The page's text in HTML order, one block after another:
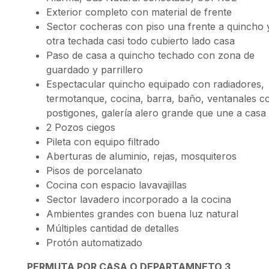
Exterior completo con material de frente
Sector cocheras con piso una frente a quincho
otra techada casi todo cubierto lado casa
Paso de casa a quincho techado con zona de
guardado y parrillero
Espectacular quincho equipado con radiadores,
termotanque, cocina, barra, baño, ventanales
postigones, galería alero grande que une a casa
2 Pozos ciegos
Pileta con equipo filtrado
Aberturas de aluminio, rejas, mosquiteros
Pisos de porcelanato
Cocina con espacio lavavajillas
Sector lavadero incorporado a la cocina
Ambientes grandes con buena luz natural
Múltiples cantidad de detalles
Protón automatizado
PERMUTA POR CASA O DEPARTAMNETO 3